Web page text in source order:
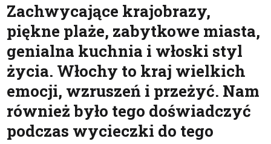
Zachwycające krajobrazy,
piękne plaże, zabytkowe miasta,
genialna kuchnia i włoski styl
życia. Włochy to kraj wielkich
emocji, wzruszeń i przeżyć. Nam
również było tego doświadczyć
podczas wycieczki do tego